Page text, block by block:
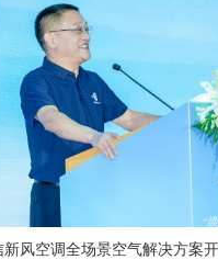
风空调全场景空气解决方案